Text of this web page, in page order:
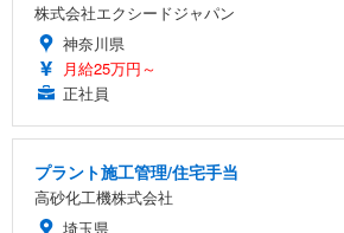
株式会社エクシードジャパン
神奈川県
月給25万円～
正社員
プラント施工管理/住宅手当
高砂化工機株式会社
埼玉県